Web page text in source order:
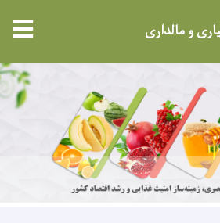
main
content
و مالداری